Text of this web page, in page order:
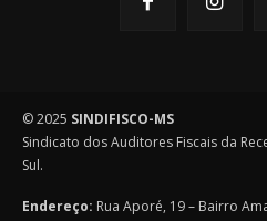
© 2025 SINDIFISCO-MS
Sindicato dos Auditores Fiscais da
Sul.
Endereço: Rua Aporé, 19 – Bairro